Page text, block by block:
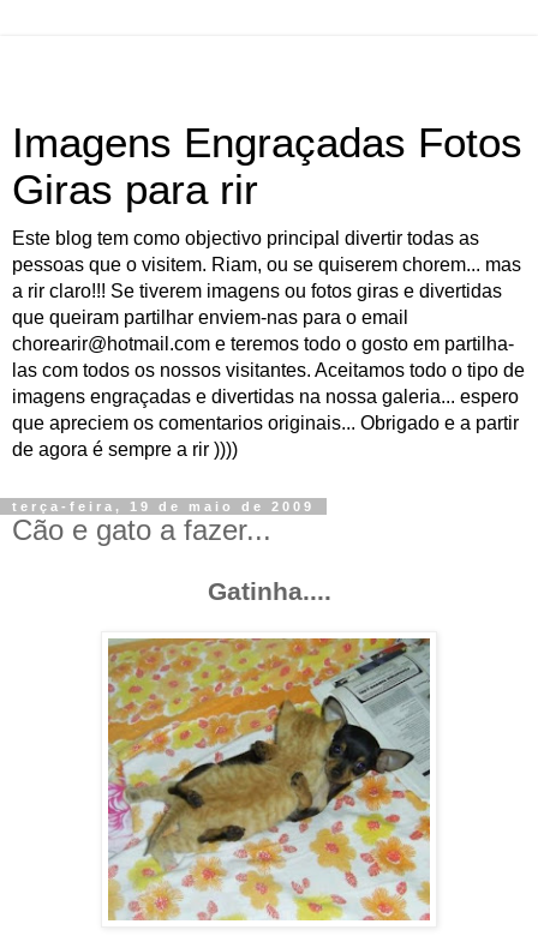
Imagens Engraçadas Fotos
Giras para rir
Este blog tem como objectivo principal divertir todas as
pessoas que o visitem. Riam, ou se quiserem chorem... mas
a rir claro!!! Se tiverem imagens ou fotos giras e divertidas
que queiram partilhar enviem-nas para o email
chorearir@hotmail.com e teremos todo o gosto em partilha-
las com todos os nossos visitantes. Aceitamos todo o tipo de
imagens engraçadas e divertidas na nossa galeria... espero
que apreciem os comentarios originais... Obrigado e a partir
de agora é sempre a rir ))))
terça-feira, 19 de maio de 2009
Cão e gato a fazer...
Gatinha....